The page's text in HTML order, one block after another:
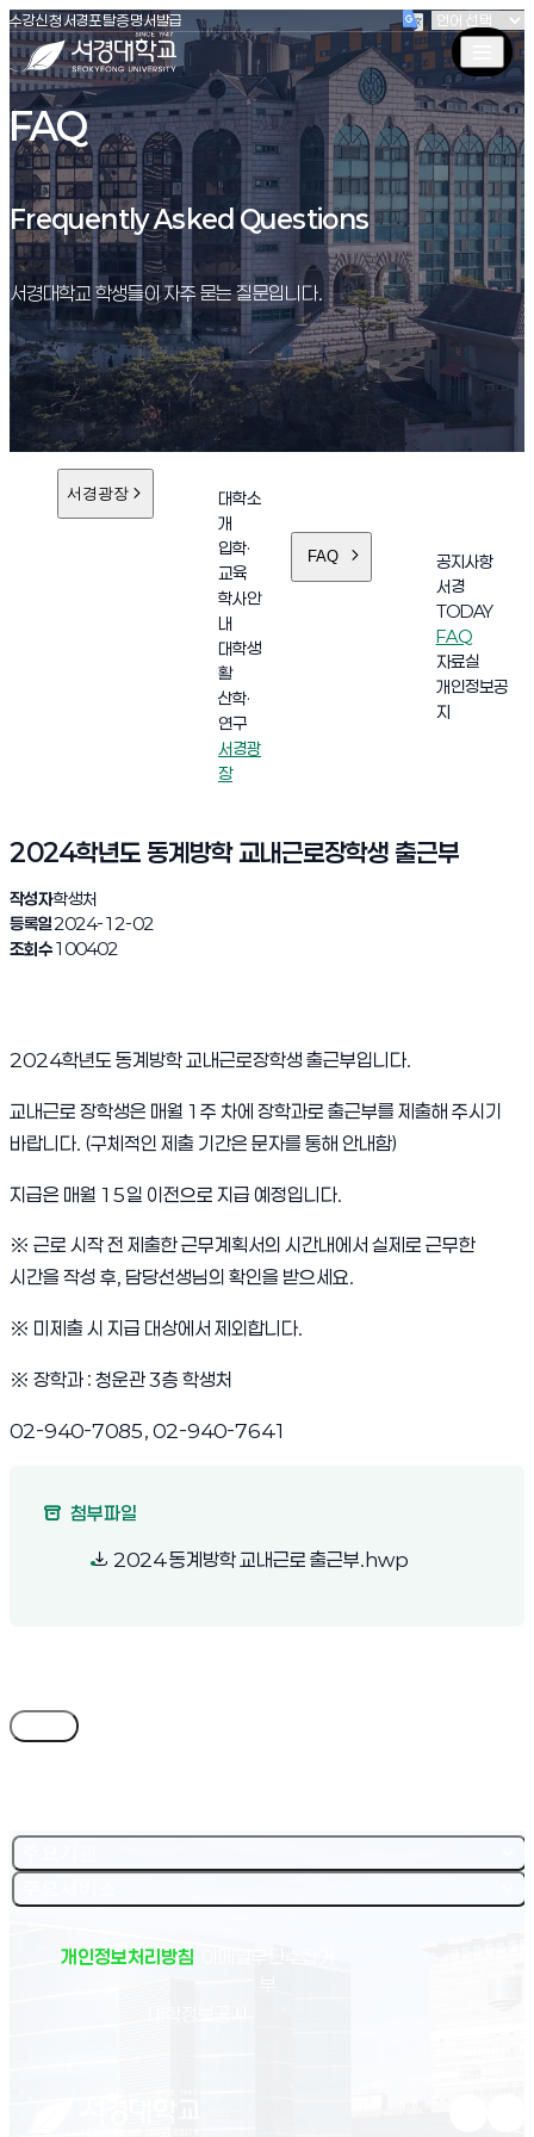
서경대학교
수강신청(새창 열림)
서경포탈(새창 열림)
증명서발급(새창 열림)
FAQ
Frequently Asked Questions
Frequently Asked Questions
서경대학교 학생들이 자주 묻는 질문입니다.
서경광장
대학소
개
입학·
교육
학사안
내
대학생
활
산학·
연구
서경광
장
FAQ
공지사항
서경
TODAY
FAQ
자료실
개인정보공
지
2024학년도 동계방학 교내근로장학생 출근부
작성자학생처
등록일2024-12-02
조회수100402
2024학년도 동계방학 교내근로장학생 출근부입니다.
교내근로 장학생은 매월 1주 차에 장학과로 출근부를 제출해 주시기
바랍니다. (구체적인 제출 기간은 문자를 통해 안내함)
지급은 매월 15일 이전으로 지급 예정입니다.
※ 근로 시작 전 제출한 근무계획서의 시간내에서 실제로 근무한
시간을 작성 후, 담당선생님의 확인을 받으세요.
※ 미제출 시 지급 대상에서 제외합니다.
※ 장학과 : 청운관 3층 학생처
02-940-7085, 02-940-7641
첨부파일
2024 동계방학 교내근로 출근부.hwp
개인정보처리방침